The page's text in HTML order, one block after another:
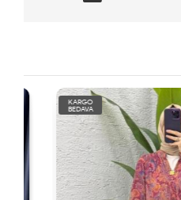
KARGO
BEDAVA